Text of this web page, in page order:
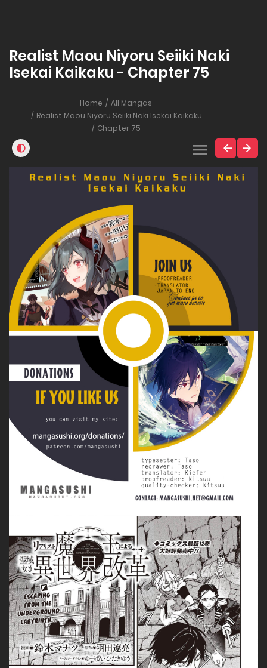
Realist Maou Niyoru Seiiki Naki
Isekai Kaikaku - Chapter 75
Home
All Mangas
Realist Maou Niyoru Seiiki Naki Isekai Kaikaku
Chapter 75